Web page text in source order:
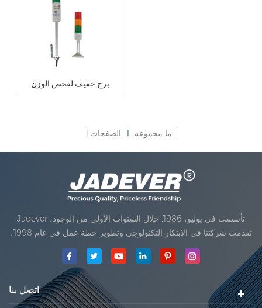
برج خفيف لفحص الوزن
ما مجموعه 1 الصفحات
Jadever تأسست في يوليو، 1986. خلال السنوات الأولى من الوجود،
تقدمت شركتنا في الابتكار التكنولوجي وتطوير خطة عمل في عام 1998،
حققت شركتنا هدف الجودة الرئيسية، متى تلقت أول منتجاتنا موافقة من
مقياس المحدودةكان تأسيس تقع من
اتصل بنا